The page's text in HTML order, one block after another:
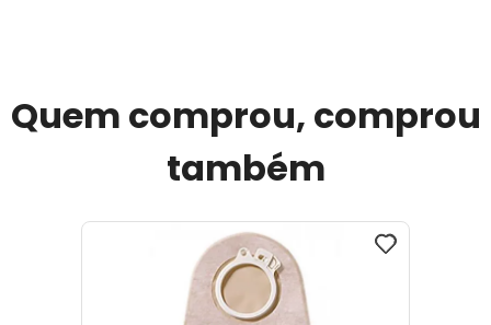
Quem comprou, comprou
também